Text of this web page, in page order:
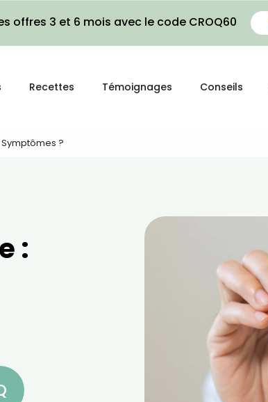
offres 3 et 6 mois avec le code CROQ60
Recettes Témoignages Conseils
?
: